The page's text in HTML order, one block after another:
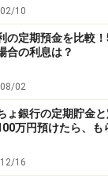
を3年間預けた
の約7226円に対
した。差額は約1
利も上昇してお
が出るようにな
10
の定期預金を比較
合の利息は？
02
ょ銀行の定期貯金
万円預けたら、も
16